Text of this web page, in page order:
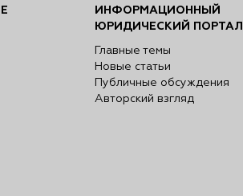
ИНФОРМАЦИОННЫЙ
ЮРИДИЧЕСКИЙ ПОРТАЛ
Главные темы
Новые статьи
Публичные обсуждения
Авторский взгляд